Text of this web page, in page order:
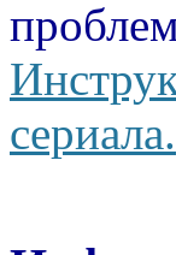
сериала.